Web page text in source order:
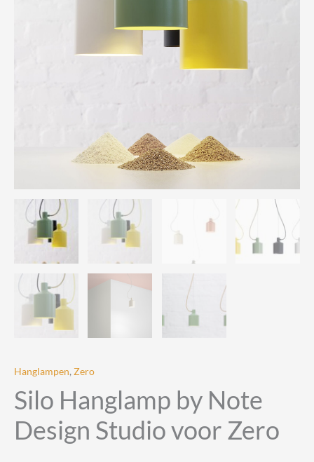
Hanglampen, Zero
Silo Hanglamp by Note
Design Studio voor Zero